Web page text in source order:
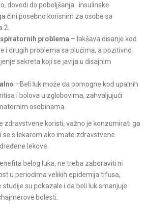
dovodi do poboljšanja insulinske
čini posebno korisnim za osobe sa
2.
problema – lakšava disanje kod
i drugih problema sa plućima, a pozitivno
sekreta koji se javlja u disajnim
–Beli luk može da pomogne kod upalnih
i bolova u zglobovima, zahvaljujući
osobinama.
zdravstvene koristi, važno je konzumirati ga
s lekarom ako imate zdravstvene
lekove.
belog luka, ne treba zaboraviti ni
u periodima velikih epidemija tifusa,
studije su pokazale i da beli luk smanjuje
bolesti.